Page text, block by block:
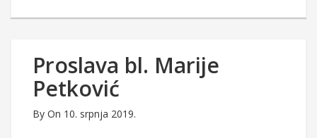
Proslava bl. Marije
Petković
By On 10. srpnja 2019.